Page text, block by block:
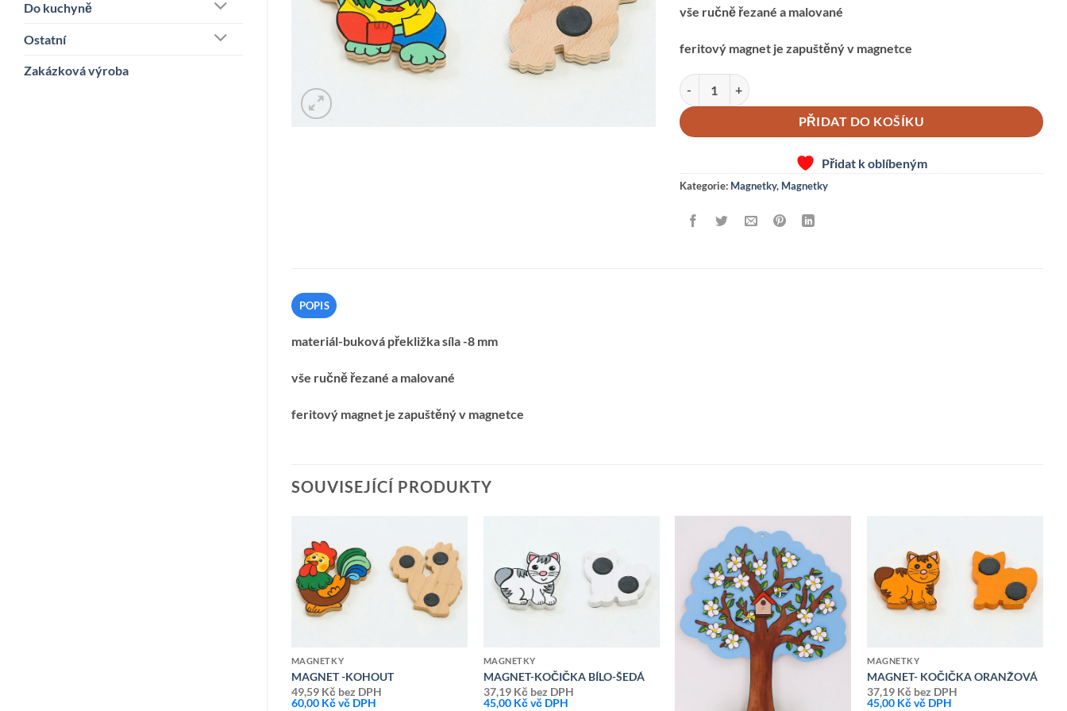
Do kuchyně
Ostatní
Zakázková výroba
vše ručně řezané a malované
feritový magnet je zapuštěný v magnetce
MAGNET-VODNÍK množství
PŘIDAT DO KOŠÍKU
Přidat k oblíbeným
Kategorie: Magnetky, Magnetky
POPIS
materiál-buková překližka síla -8 mm
vše ručně řezané a malované
feritový magnet je zapuštěný v magnetce
SOUVISEJÍCÍ PRODUKTY
Přidat k
oblíbeným
MAGNETKY
MAGNET -KOHOUT
49,59 Kčbez DPH
60,00 Kčvč DPH
Přidat k
oblíbeným
MAGNETKY
MAGNET-KOČIČKA BÍLO-ŠEDÁ
37,19 Kčbez DPH
45,00 Kčvč DPH
Přidat k
oblíbeným
Přidat k
oblíbeným
MAGNETKY
MAGNET- KOČIČKA ORANŽOVÁ
37,19 Kč bez DPH
45,00 Kčvč DPH